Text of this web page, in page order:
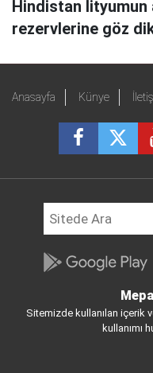
Hindistan lityumun
rezervlerine göz
Anasayfa Künye
Sitemizde kullanılan içerik
kullanımı